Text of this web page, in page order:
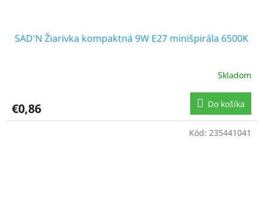
SAD'N Žiarivka kompaktná 9W E27 minišpirála 6500K
Skladom
€0,86 Do košíka
Kód: 235441041